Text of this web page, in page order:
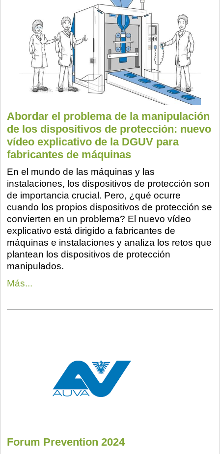
Abordar el problema de la manipulación
de los dispositivos de protección: nuevo
vídeo explicativo de la DGUV para
fabricantes de máquinas
En el mundo de las máquinas y las
instalaciones, los dispositivos de protección son
de importancia crucial. Pero, ¿qué ocurre
cuando los propios dispositivos de protección se
convierten en un problema? El nuevo vídeo
explicativo está dirigido a fabricantes de
máquinas e instalaciones y analiza los retos que
plantean los dispositivos de protección
manipulados.
Más...
Forum Prevention 2024